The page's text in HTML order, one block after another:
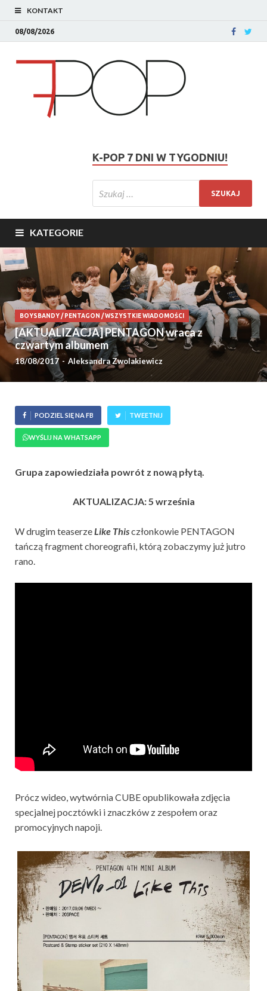
KONTAKT
08/08/2026
K-POP 7 DNI W TYGODNIU!
KATEGORIE
BOYSBANDY/ PENTAGON /WSZYSTKIE WIADOMOŚCI
[AKTUALIZACJA] PENTAGON wraca z
czwartym albumem
18/08/2017 - Aleksandra Zwolakiewicz
PODZIEL SIĘ NA FB TWEETNIJ
WYŚLIJ NA WHATSAPP
Grupa zapowiedziała powrót z nową płytą.
AKTUALIZACJA: 5 września
W drugim teaserzeLike Thisczłonkowie PENTAGON
tańczą fragment choreografii, którą zobaczymy już jutro
rano.
Prócz wideo, wytwórnia CUBE opublikowała zdjęcia
specjalnej pocztówki i znaczków z zespołem oraz
promocyjnych napoji.